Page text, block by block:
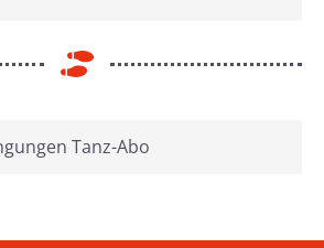
Tanz-Abo